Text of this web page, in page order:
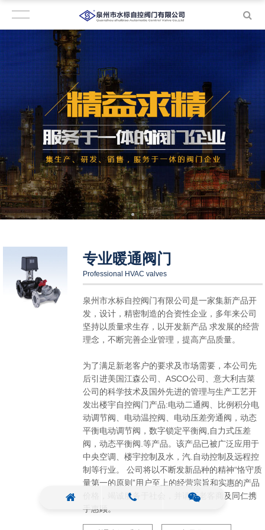
专业暖通阀门
Professional HVAC valves
泉州市水标自控阀门有限公司是一家集新产品开
发，设计，精密制造的合资性企业，多年来公司
坚持以质量求生存，以开发新产品 求发展的经营
理念，不断完善企业管理，提高产品质量。
为了满足新老客户的要求及市场需要，本公司先
后引进美国江森公司、ASCO公司、意大利吉菜
公司的科学技术及国外先进的管理与生产工艺开
发出楼宇自控阀门产品:电动二通阀、比例积分电
动调节阀、电动温控阀、电动压差旁通阀，动态
平衡电动调节阀，数字锁定平衡阀,自力式压差
阀，动态平衡阀.等产品。该产品已被广泛应用于
中央空调、楼宇控制及水，汽.自动控制及远程控
制等行业。 公司将以不断发新品种的精神“恪守质
量第一的原则”用户至上的经营宗旨和实惠的产品
价格，竭诚服务于社会，并请新老客商及同仁携
手惠顾。